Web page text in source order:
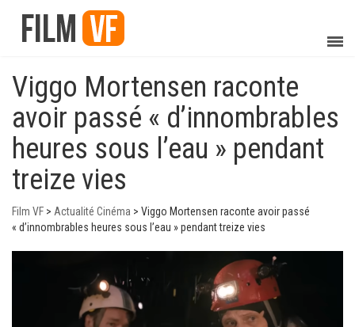
Viggo Mortensen raconte
avoir passé « d’innombrables
heures sous l’eau » pendant
treize vies
Film VF > Actualité Cinéma > Viggo Mortensen raconte avoir passé
« d’innombrables heures sous l’eau » pendant treize vies